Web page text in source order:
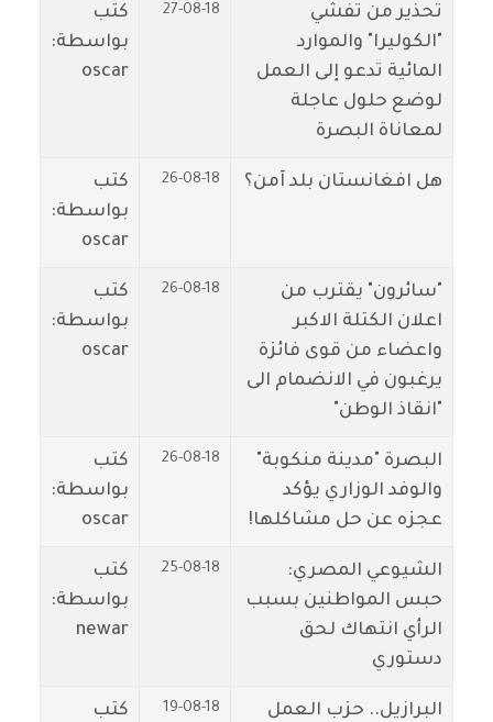
تحذير من تفشي
"الكوليرا" والموارد
المائية تدعو إلى العمل
لوضع حلول عاجلة
لمعاناة البصرة
27-08-18
كتب
بواسطة:
oscar
هل افغانستان بلد آمن؟ 26-08-18
كتب
بواسطة:
oscar
"سائرون" يقترب من
اعلان الكتلة الاكبر
واعضاء من قوى فائزة
يرغبون في الانضمام الى
"انقاذ الوطن"
26-08-18
كتب
بواسطة:
oscar
البصرة "مدينة منكوبة"
والوفد الوزاري يؤكد
عجزه عن حل مشاكلها!
26-08-18
كتب
بواسطة:
oscar
الشيوعي المصري:
حبس المواطنين بسبب
الرأي انتهاك لحق
دستوري
25-08-18
كتب
بواسطة:
newar
البرازيل.. حزب العمل
19-08-18
كتب